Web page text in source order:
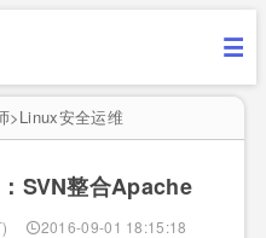
>Linux安全运维
SVN整合Apache
2016-09-01 18:15:18